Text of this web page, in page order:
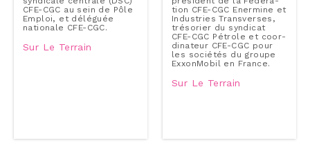
CFE-CGC au sein de Pôle
Emploi, et déléguée
nationale CFE-CGC.
Sur Le Terrain
tion CFE-CGC Enermine et
In­dus­tries Trans­verses,
trésorier du syndicat
CFE-CGC Pétrole et co­or­
di­na­teur CFE-CGC pour
les sociétés du groupe
Exxon­Mo­bil en France.
Sur Le Terrain